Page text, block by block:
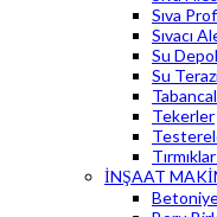
Sıva
Sıvacı
Su
Su
Tekerler
İNŞAAT